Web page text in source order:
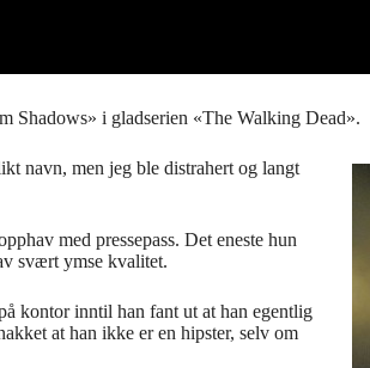
Shadows» i gladserien «The Walking Dead».
navn, men jeg ble distrahert og langt
med pressepass. Det eneste hun
svært ymse kvalitet.
kontor inntil han fant ut at han egentlig
at han ikke er en hipster, selv om